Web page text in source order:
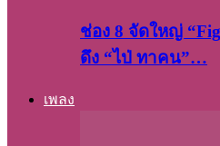
ช่อง 8 จัดใหญ่
ดึง “ไป่ ทาคน”…
เพลง